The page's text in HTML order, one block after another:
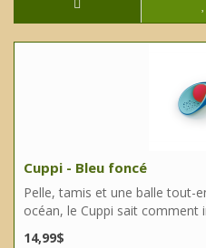
Cuppi - Bleu foncé
Pelle, tamis et une balle tout-
océan, le Cuppi sait comment
14,99$